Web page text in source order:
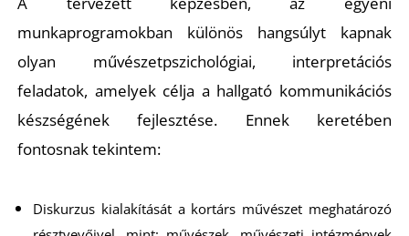
munkaprogramokban különös hangsúlyt kapnak
olyan művészetpszichológiai, interpretációs
feladatok, amelyek célja a hallgató kommunikációs
készségének fejlesztése. Ennek keretében
fontosnak tekintem:
Diskurzus kialakítását a kortárs művészet meghatározó